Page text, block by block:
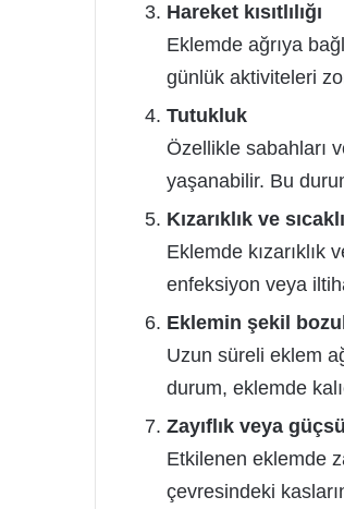
Hareket kısıtlılığı
Eklemde ağrıya
günlük aktiviteleri
Tutukluk
Özellikle sabahları
yaşanabilir. Bu
Kızarıklık ve
Eklemde kızarıklık
enfeksiyon veya
Eklemin şekil
Uzun süreli eklem
durum, eklemde
Zayıflık veya
Etkilenen eklemde
çevresindeki